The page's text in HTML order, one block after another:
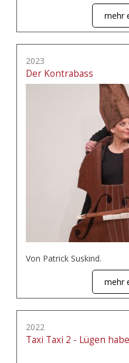
mehr
2023
Der Kontrabass
Von Patrick Suskind.
mehr
2022
Taxi Taxi 2 - Lügen